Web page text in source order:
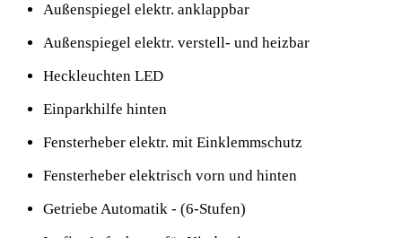
Außenspiegel elektr. anklappbar
Außenspiegel elektr. verstell- und heizbar
Heckleuchten LED
Einparkhilfe hinten
Fensterheber elektr. mit Einklemmschutz
Fensterheber elektrisch vorn und hinten
Getriebe Automatik - (6-Stufen)